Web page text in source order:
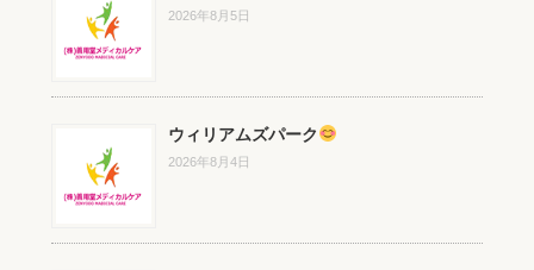
2026年8月5日
ウィリアムズパーク
2026年8月4日